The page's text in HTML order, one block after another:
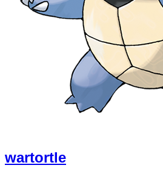
wartortle